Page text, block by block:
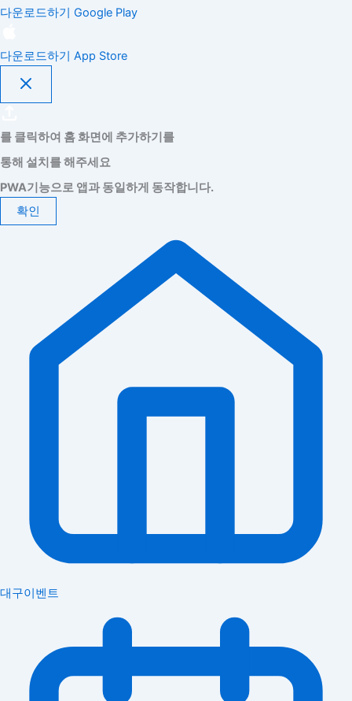
다운로드하기 Google Play
다운로드하기 App Store
를 클릭하여 홈 화면에 추가하기를
통해 설치를 해주세요
PWA기능으로 앱과 동일하게 동작합니다.
확인
대구이벤트